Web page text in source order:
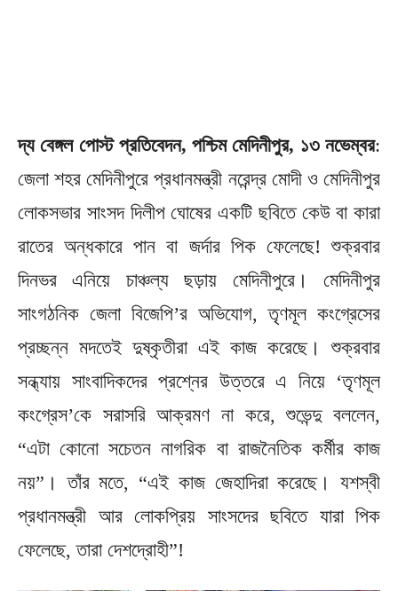
দ্য বেঙ্গল পোস্ট প্রতিবেদন, পশ্চিম মেদিনীপুর, ১৩ নভেম্বর:
জেলা শহর মেদিনীপুরে প্রধানমন্ত্রী নরেন্দ্র মোদী ও মেদিনীপুর
লোকসভার সাংসদ দিলীপ ঘোষের একটি ছবিতে কেউ বা কারা
রাতের অন্ধকারে পান বা জর্দার পিক ফেলেছে! শুক্রবার
দিনভর এনিয়ে চাঞ্চল্য ছড়ায় মেদিনীপুরে। মেদিনীপুর
সাংগঠনিক জেলা বিজেপি’র অভিযোগ, তৃণমূল কংগ্রেসের
প্রচ্ছন্ন মদতেই দুষ্কৃতীরা এই কাজ করেছে। শুক্রবার
সন্ধ্যায় সাংবাদিকদের প্রশ্নের উত্তরে এ নিয়ে ‘তৃণমূল
কংগ্রেস’কে সরাসরি আক্রমণ না করে, শুভেন্দু বললেন,
“এটা কোনো সচেতন নাগরিক বা রাজনৈতিক কর্মীর কাজ
নয়”। তাঁর মতে, “এই কাজ জেহাদিরা করেছে। যশস্বী
প্রধানমন্ত্রী আর লোকপ্রিয় সাংসদের ছবিতে যারা পিক
ফেলেছে, তারা দেশদ্রোহী”!